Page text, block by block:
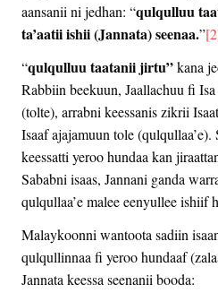
aansanii ni jedhan: “qulqulluu
ta’aatii ishii (Jannata) seenaa.”
“qulqulluu taatanii jirtu”kana
Rabbiin beekuun, Jaallachuu fi
(tolte), arrabni keessanis zikrii
Isaaf ajajamuun tole
keessatti yeroo hundaa kan
Sababni isaas, Jannani ganda
qulqullaa’e malee eenyullee ishiif
Malaykoonni wantoota sadiin
qulqullinnaa fi yeroo hundaaf
Jannata keessa seenanii booda: